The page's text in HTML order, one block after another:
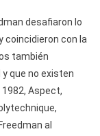
desafiaron lo
coincidieron con la
también
que no existen
Aspect,
al